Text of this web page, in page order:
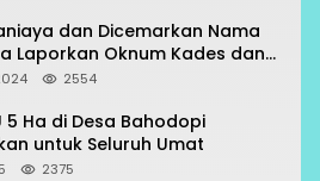
dan Dicemarkan Nama
Laporkan Oknum Kades dan
2554
5 Ha di Desa Bahodopi
untuk Seluruh Umat
2375